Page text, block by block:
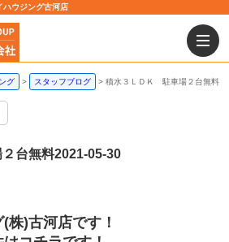
ハウジング古河店
グ スタッフブログ 積水３ＬＤＫ 駐車場２台無料
台無料2021-05-30
株)古河店です！